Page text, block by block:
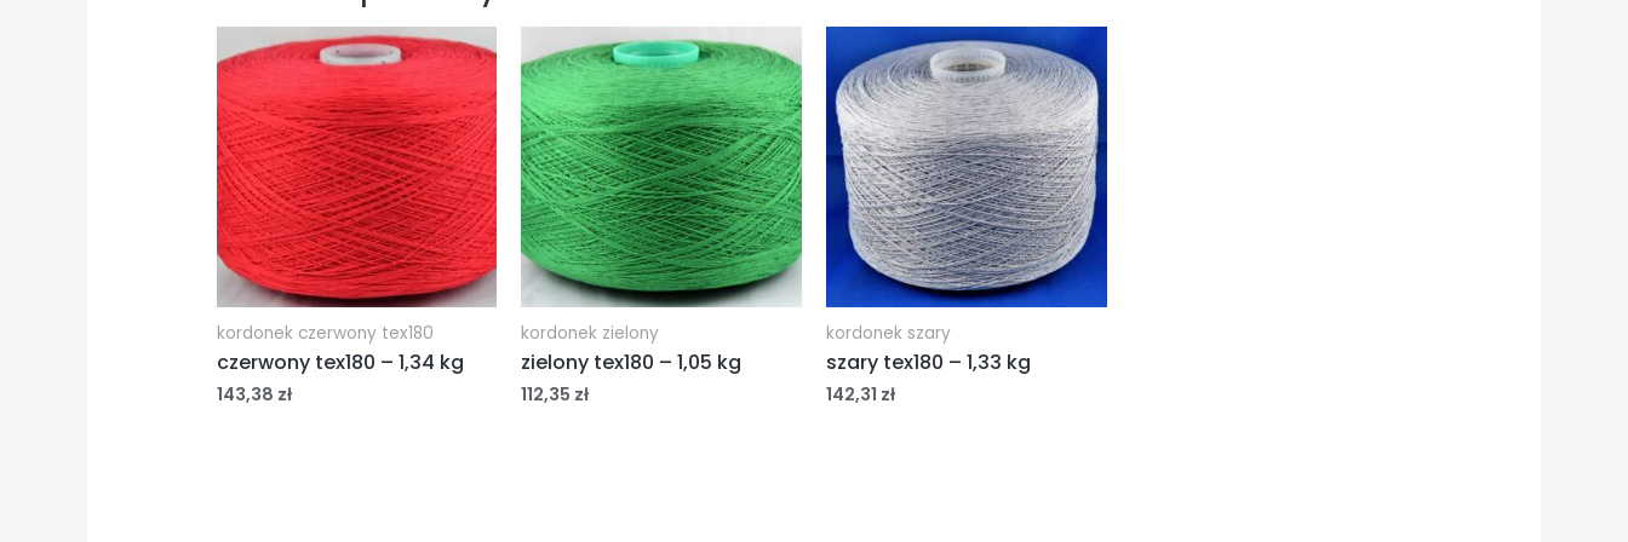
kordonek czerwony tex180
czerwony tex180 – 1,34 kg
143,38 zł
kordonek zielony
zielony tex180 – 1,05 kg
112,35 zł
kordonek szary
szary tex180 – 1,33 kg
142,31 zł